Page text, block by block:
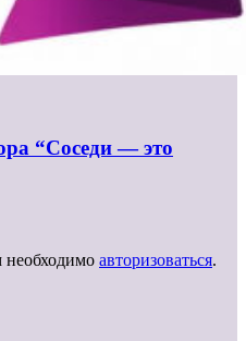
“Соседи — это
необходимо авторизоваться.